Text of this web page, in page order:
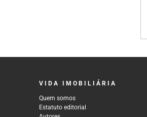
VIDA IMOBILIÁRIA
Quem somos
Estatuto editorial